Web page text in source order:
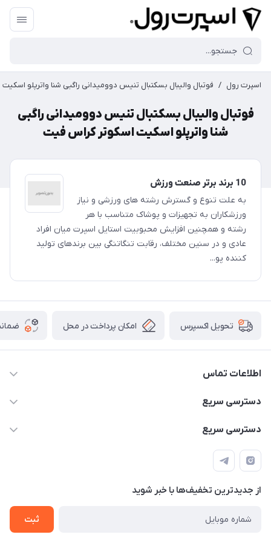
اسپرت رول / فوتبال والیبال بسکتبال تنیس دوومیدانی راگبی شنا واترپلو
فوتبال والیبال بسکتبال تنیس دوومیدانی راگبی
شنا واترپلو اسکیت اسکوتر کراس فیت
10 برند برتر صنعت ورزش
به علت تنوع و گسترش رشته های ورزشی و نیاز
ورزشکاران به تجهیزات و پوشاک متناسب با هر
رشته و همچنین افزایش محبوبیت استایل اسپرت میان افراد
عادی و در سنین مختلف، رقابت تنگاتنگی بین برندهای تولید
کننده پو...
تحویل اکسپرس امکان پرداخت در محل
اطلاعات تماس
۰۹۳۵۶۰۴۰۳۶۵
سیمای ورزش
دسترسی سریع
اسکیت فلایینگ ایگل
اسکیت دخترانه
دسترسی سریع
اسکوتر برقی دخترانه
اسکیت روسز
اسکوتر
از جدید‌ترین تخفیف‌ها با‌ خبر شوید
ثبت